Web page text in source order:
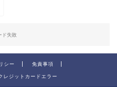
ド失敗
シー 免責事項
ジットカードエラー